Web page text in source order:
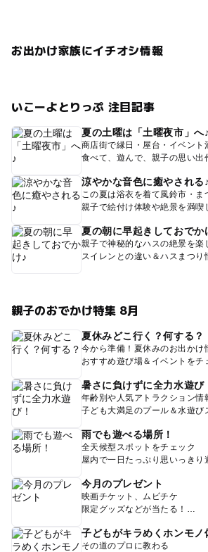
お出かけ家族にイチオシ情報
いこーよとりっぷ 注目記事
夏の土曜は「土曜夜市」へ♪
商店街で縁日・屋台・イベント
食べて、遊んで、親子の思い出
涼やかな音色に癒やされる♪
この夏は浴衣を着て風鈴市・ま
親子で絵付け体験や絶景を満喫
夏の朝に早起きしておでか
親子で神秘的なハスの絶景を楽
スイレンとの違い＆ハスまつり
親子のおでかけ特集 8月
夏休みどこ行く？何する？
今から準備！夏休みのお出かけ
おすすめ遊び場＆イベントをチ
暑さに負けずに全力水遊び
年齢別や人気アトラクション情
子ども大満足のプール＆水遊び
雨でも遊べる場所！
全天候型スポットをチェック
屋内で一日たっぷり思いっきり
今月のプレゼント
映画チケット、ムビチケ
限定グッズなどが当たる！
子どもがキラめくホンモノ
その道のプロに教わる